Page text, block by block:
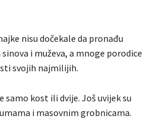
nisu dočekale da pronađu
i muževa, a mnoge porodice
svojih najmilijih.
samo kost ili dvije. Još uvijek su
i masovnim grobnicama.